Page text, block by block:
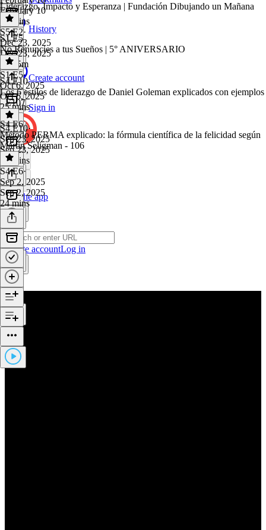
History
Create account
Sign in
Get the app
Create accountLog in
February 10
17 mins
Liderazgo, Impacto y Esperanza | Fundación Dibujando un Mañana
S5 E2·
Dec 23, 2025
Dec 23, 2025
1h 15m
S1 E5
No Renuncies a tus Sueños | 5° ANIVERSARIO
S1 E5·
Oct 6, 2025
Oct 6, 2025
25 mins
S4 E10
Los 6 estilos de liderazgo de Daniel Goleman explicados con ejemplos
- E107
S4 E10·
Sep 23, 2025
Sep 23, 2025
16 mins
S4 E6
Método PERMA explicado: la fórmula científica de la felicidad según
Martin Seligman - 106
S4 E6·
Sep 2, 2025
Sep 2, 2025
24 mins